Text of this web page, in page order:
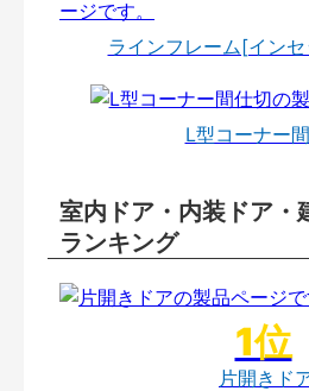
ラインフレーム[イン
L型コーナー
室内ドア・内装ドア・
ランキング
片開きド